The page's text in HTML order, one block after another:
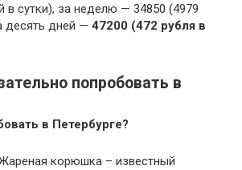
в сутки), за неделю — 34850 (4979
десять дней — 47200 (472 рубля в
попробовать в
в Петербурге?
корюшка – известный